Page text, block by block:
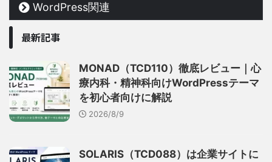
WordPress関連
最新記事
MONAD（TCD110）徹底レビュー｜心
療内科・精神科向けWordPressテーマ
を初心者向けに解説
2026/8/9
SOLARIS（TCD088）は企業サイトに